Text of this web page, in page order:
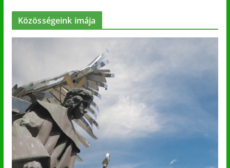
Közösségeink imája